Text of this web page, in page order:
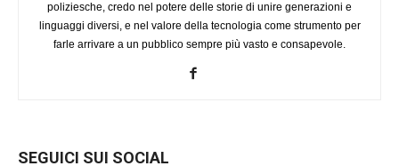
poliziesche, credo nel potere delle storie di unire generazioni e
linguaggi diversi, e nel valore della tecnologia come strumento per
farle arrivare a un pubblico sempre più vasto e consapevole.
SEGUICI SUI SOCIAL